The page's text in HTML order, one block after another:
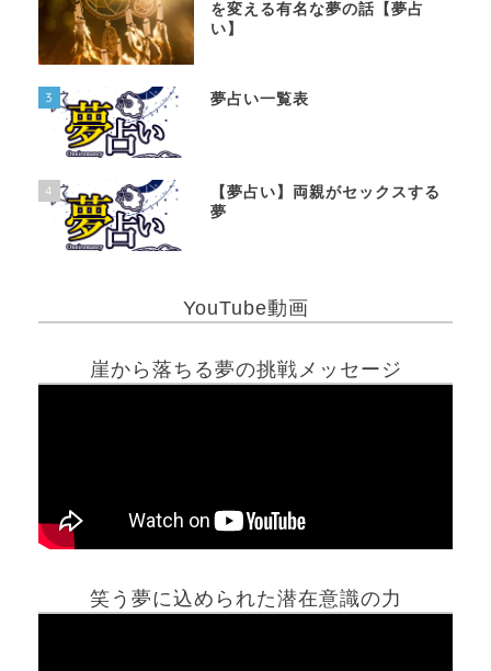
を変える有名な夢の話【夢占
い】
3 夢占い一覧表
4
【夢占い】両親がセックスする
夢
YouTube動画
崖から落ちる夢の挑戦メッセージ
笑う夢に込められた潜在意識の力